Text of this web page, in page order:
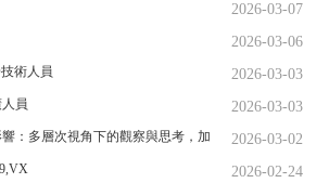
2026-03-07
2026-03-06
2026-03-03
術人員
2026-03-03
員
2026-03-02
：多層次視角下的觀察與思考，加
2026-02-24